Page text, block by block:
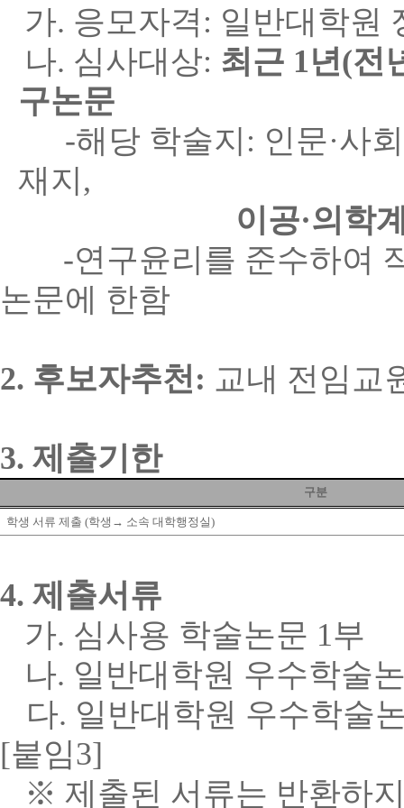
가. 응모자격 : 일반대학원
나. 심사대상: 최근 1년(전
구논문
-해당 학술지 : 인문·사회
재지 ,
이공·의학
-연구윤리를 준수하여
논문에 한함
2. 후보자추천: 교내 전임교
3. 제출기한
구분
학생 서류 제출 (학생 → 소속 대학행정실)
4. 제출서류
가. 심사용 학술논문 1부
나. 일반대학원 우수학술
다. 일반대학원 우수학술
[붙임3]
※ 제출된 서류는 반환하